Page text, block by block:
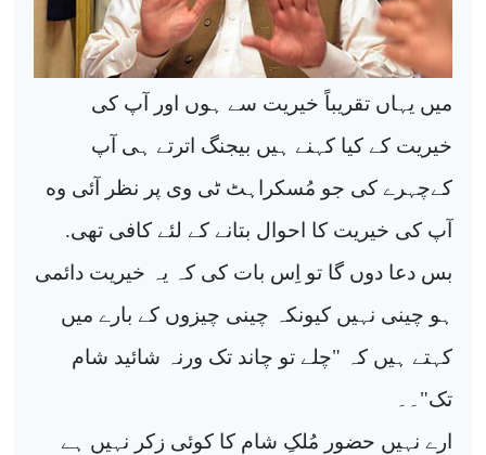
میں یہاں تقریباً خیریت سے ہوں اور آپ کی
خیریت کے کیا کہنے ہیں بیجنگ اترتے ہی آپ
کےچہرے کی جو مُسکراہٹ ٹی وی پر نظر آئی وە
آپ کی خیریت کا احوال بتانے کے لئے کافی تھی.
بس دعا دوں گا تو اِس بات کی کہ یہ خیریت دائمی
ہو چینی نہیں کیونکہ چینی چیزوں کے بارے میں
کہتے ہیں کہ "چلے تو چاند تک ورنہ شائید شام
تک"۔۔
ارے نہیں حضور مُلکِ شام کا کوئی زکر نہیں ہے